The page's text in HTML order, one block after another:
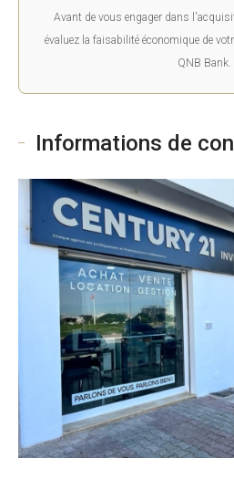
Avant de vous engager dans
évaluez la faisabilité économique de
QNB Bank.
Informations de